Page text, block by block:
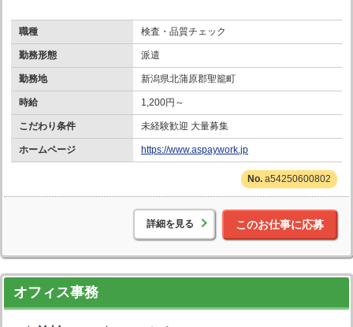
職種 検査・品質チェック
勤務形態 派遣
勤務地 新潟県北蒲原郡聖籠町
時給 1,200円～
こだわり条件 未経験歓迎 大量募集
ホームページ https://www.aspaywork.jp
a54250600802
詳細を見る このお仕事に応募
オフィス事務